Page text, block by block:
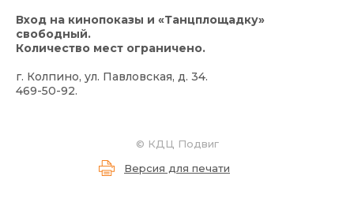
Вход на кинопоказы и «Танцплощадку»
свободный.
Количество мест ограничено.
г. Колпино, ул. Павловская, д. 34.
469-50-92.
© КДЦ Подвиг
Версия для печати